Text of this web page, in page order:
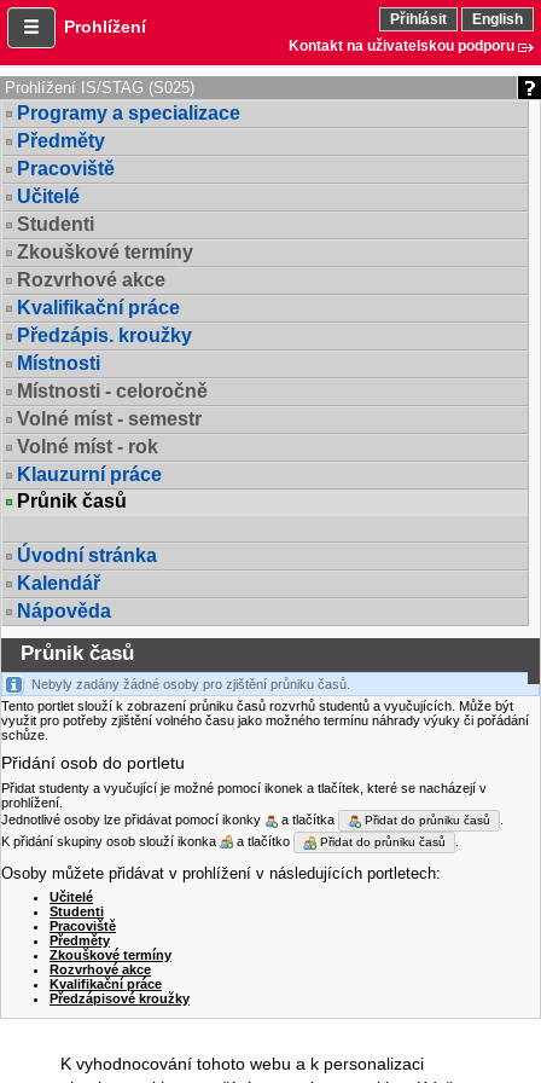
Prohlížení Přihlásit
English
Kontakt na uživatelskou podporu
Prohlížení IS/STAG (S025)
Programy a specializace
Předměty
Pracoviště
Učitelé
Studenti
Zkouškové termíny
Rozvrhové akce
Kvalifikační práce
Předzápis. kroužky
Místnosti
Místnosti - celoročně
Volné míst - semestr
Volné míst - rok
Klauzurní práce
Průnik časů
Úvodní stránka
Kalendář
Nápověda
Průnik časů
Nebyly zadány žádné osoby pro zjištění průniku časů.
Tento portlet slouží k zobrazení průniku časů rozvrhů studentů a vyučujících. Může být
využit pro potřeby zjištění volného času jako možného termínu náhrady výuky či pořádání
schůze.
Přidání osob do portletu
Přidat studenty a vyučující je možné pomocí ikonek a tlačítek, které se nacházejí v
prohlížení.
Jednotlivé osoby lze přidávat pomocí ikonky
a tlačítka Přidat do průniku časů
K přidání skupiny osob slouží ikonka
a tlačítko Přidat do průniku časů
Osoby můžete přidávat v prohlížení v následujících portletech:
Učitelé
Studenti
Pracoviště
Předměty
Zkouškové termíny
Rozvrhové akce
Kvalifikační práce
Předzápisové kroužky
K vyhodnocování tohoto webu a k personalizaci